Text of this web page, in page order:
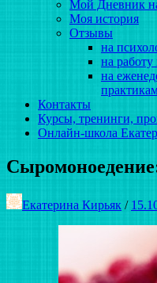
Мой Дневник
Моя история
Отзывы
на
на работу
на
Контакты
Курсы, тренинги,
Онлайн-школа
Екатерина Кирьяк /